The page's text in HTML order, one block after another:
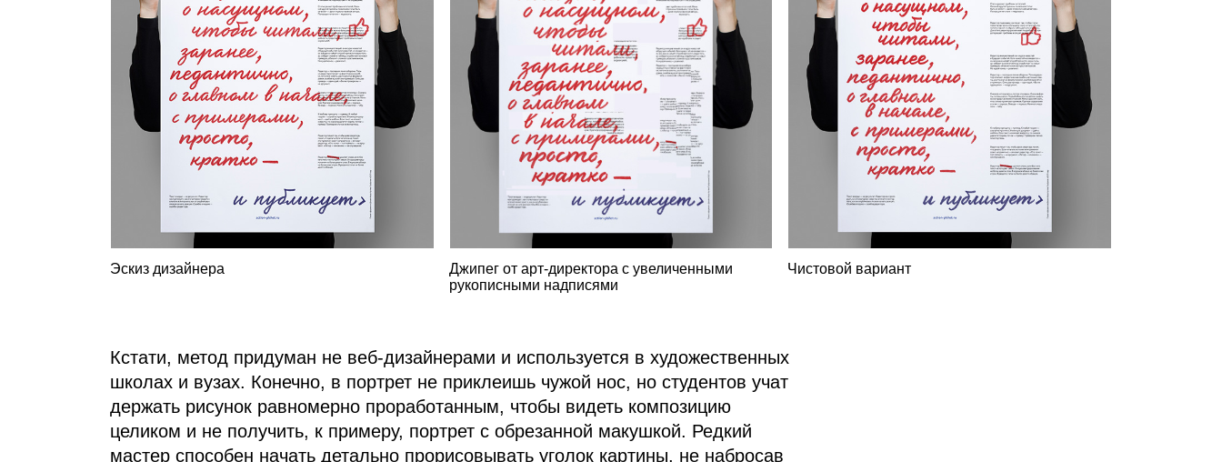
Эскиз дизайнера
Джипег от арт‑директора с увеличенными
рукописными надписями
Чистовой вариант
Кстати, метод придуман не веб‑дизайнерами и используется в художественных
школах и вузах. Конечно, в портрет не приклеишь чужой нос, но студентов учат
держать рисунок равномерно проработанным, чтобы видеть композицию
целиком и не получить, к примеру, портрет с обрезанной макушкой. Редкий
мастер способен начать детально прорисовывать уголок картины, не набросав